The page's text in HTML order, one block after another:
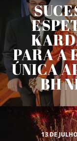
PARA A
ÚNICA
BH
13 DE